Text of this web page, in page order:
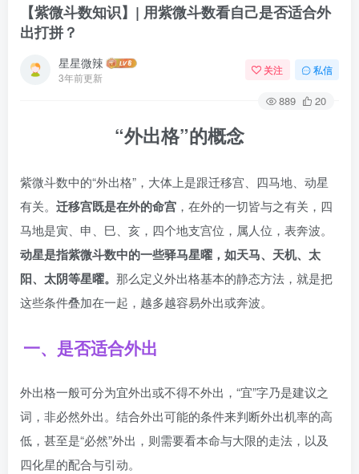
【紫微斗数知识】| 用紫微斗数看自己是否适合外
出打拼？
星星微辣
3年前更新
关注 私信
889 20
“外出格”的概念
紫微斗数中的“外出格”，大体上是跟迁移宫、四马地、动星
有关。 迁移宫既是在外的命宫 ，在外的一切皆与之有关，四
马地是寅、申、巳、亥，四个地支宫位，属人位，表奔波。
动星是指紫微斗数中的一些驿马星曜，如天马、天机、太
阳、太阴等星曜。 那么定义外出格基本的静态方法，就是把
这些条件叠加在一起，越多越容易外出或奔波。
一、是否适合外出
外出格一般可分为宜外出或不得不外出，“宜”字乃是建议之
词，非必然外出。结合外出可能的条件来判断外出机率的高
低，甚至是“必然”外出，则需要看本命与大限的走法，以及
四化星的配合与引动。